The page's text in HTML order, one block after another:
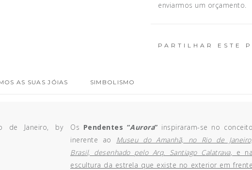
enviarmos um orçamento.
PARTILHAR ESTE
AS SUAS JÓIAS SIMBOLISMO
Os Pendentes “Aurora” inspiraram-se no conceito
inerente ao Museu do Amanhã, no Rio de
Brasil, desenhado pelo Arq. Santiago Calatrava, e na
escultura da estrela que existe no exterior em frente